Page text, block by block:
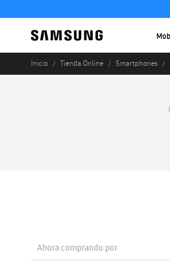
Inicio Tienda Online Smartphones
Ahora comprando por